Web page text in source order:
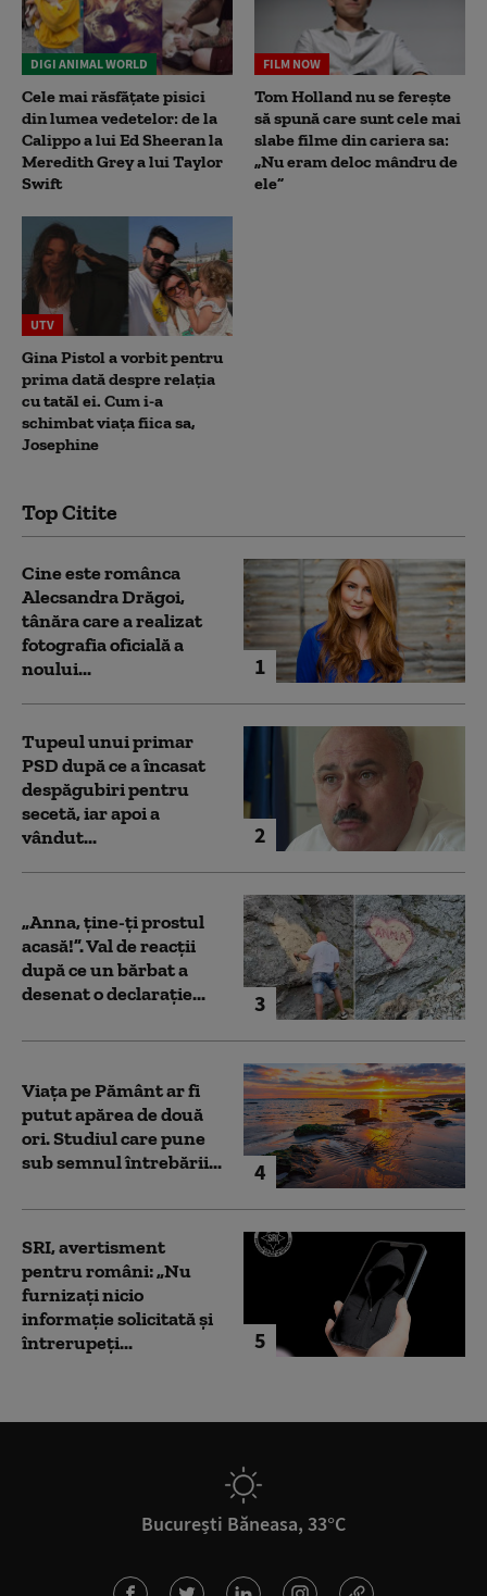
DIGI ANIMAL WORLD
Cele mai răsfățate pisici
din lumea vedetelor: de la
Calippo a lui Ed Sheeran la
Meredith Grey a lui Taylor
Swift
FILM NOW
Tom Holland nu se ferește
să spună care sunt cele mai
slabe filme din cariera sa:
„Nu eram deloc mândru de
ele”
UTV
Gina Pistol a vorbit pentru
prima dată despre relația
cu tatăl ei. Cum i-a
schimbat viața fiica sa,
Josephine
Top Citite
1
Cine este românca
Alecsandra Drăgoi,
tânăra care a realizat
fotografia oficială a
noului...
2
Tupeul unui primar
PSD după ce a încasat
despăgubiri pentru
secetă, iar apoi a
vândut...
3
„Anna, ţine-ţi prostul
acasă!”. Val de reacții
după ce un bărbat a
desenat o declarație...
4
Viața pe Pământ ar fi
putut apărea de două
ori. Studiul care pune
sub semnul întrebării...
5
SRI, avertisment
pentru români: „Nu
furnizați nicio
informație solicitată și
întrerupeți...
București Băneasa, 33°C